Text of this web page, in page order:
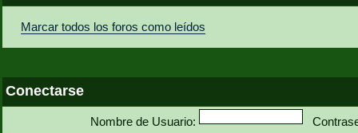
Marcar todos los foros como leídos
Conectarse
Nombre de Usuario: